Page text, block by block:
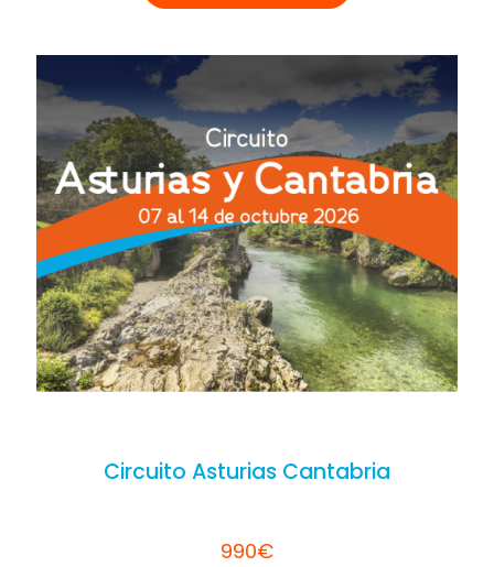
Circuito Asturias Cantabria
990€